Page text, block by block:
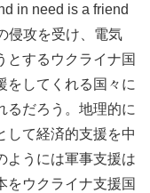
in need is a friend
侵攻を受け、電気
とするウクライナ国
をしてくれる国々に
るだろう。地理的に
して経済的支援を中
ようには軍事支援は
をウクライナ支援国